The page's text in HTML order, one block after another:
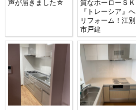
声が届きました☆
質なホーローＳＫ
『トレーシア』へ
リフォーム！江別
市戸建